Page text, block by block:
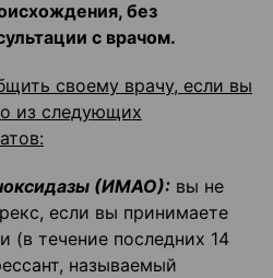
без
с врачом.
своему врачу, если вы
из следующих
(ИМАО): вы не
если вы принимаете
(в течение последних 14
называемый